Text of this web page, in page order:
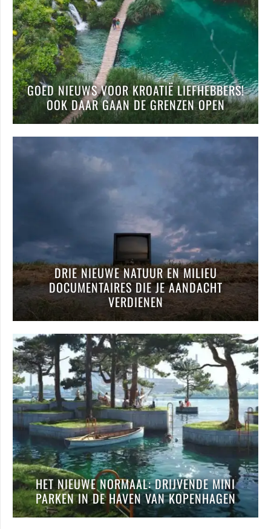
GOED NIEUWS VOOR KROATIË LIEFHEBBERS!
OOK DAAR GAAN DE GRENZEN OPEN
DRIE NIEUWE NATUUR EN MILIEU
DOCUMENTAIRES DIE JE AANDACHT
VERDIENEN
HET NIEUWE NORMAAL: DRIJVENDE MINI
PARKEN IN DE HAVEN VAN KOPENHAGEN